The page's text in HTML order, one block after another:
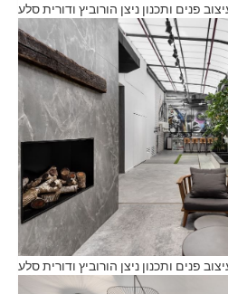
פנים ותכנון ניצן הורוביץ ודורית סלע
פנים ותכנון ניצן הורוביץ ודורית סלע